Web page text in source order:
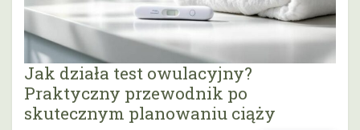
Jak działa test owulacyjny?
Praktyczny przewodnik po
skutecznym planowaniu ciąży